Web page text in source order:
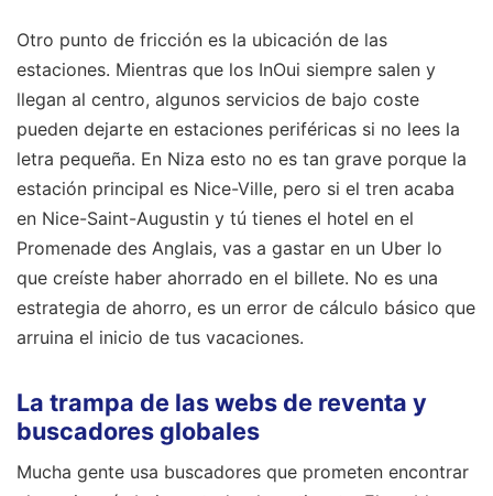
Otro punto de fricción es la ubicación de las
estaciones. Mientras que los InOui siempre salen y
llegan al centro, algunos servicios de bajo coste
pueden dejarte en estaciones periféricas si no lees la
letra pequeña. En Niza esto no es tan grave porque la
estación principal es Nice-Ville, pero si el tren acaba
en Nice-Saint-Augustin y tú tienes el hotel en el
Promenade des Anglais, vas a gastar en un Uber lo
que creíste haber ahorrado en el billete. No es una
estrategia de ahorro, es un error de cálculo básico que
arruina el inicio de tus vacaciones.
La trampa de las webs de reventa y
buscadores globales
Mucha gente usa buscadores que prometen encontrar